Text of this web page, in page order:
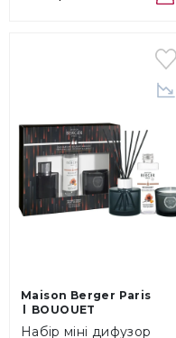
Maison Berger Paris
BOUQUET
Набір міні дифузор